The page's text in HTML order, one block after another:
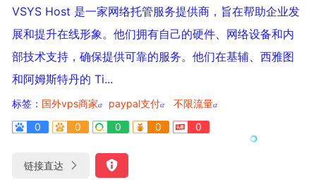
VSYS Host 是一家网络托管服务提供商，旨在帮助企业发
展和提升在线形象。他们拥有自己的硬件、网络设备和内
部技术支持，确保提供可靠的服务。他们在基辅、西雅图
和阿姆斯特丹的 Ti...
标签： 国外vps商家 paypal支付
不限流量
0
0 0 0 0
链接直达